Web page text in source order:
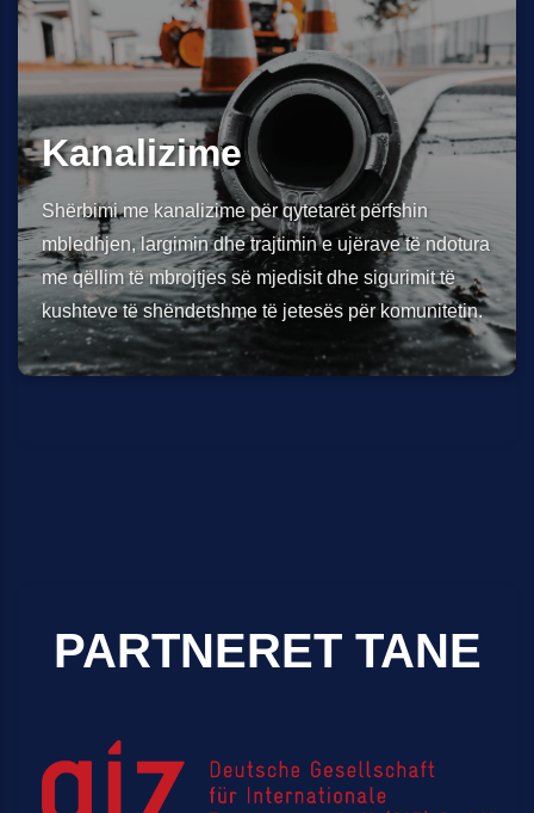
Kanalizime
Shërbimi me kanalizime për qytetarët përfshin
mbledhjen, largimin dhe trajtimin e ujërave të ndotura
me qëllim të mbrojtjes së mjedisit dhe sigurimit të
kushteve të shëndetshme të jetesës për komunitetin.
PARTNERET TANE